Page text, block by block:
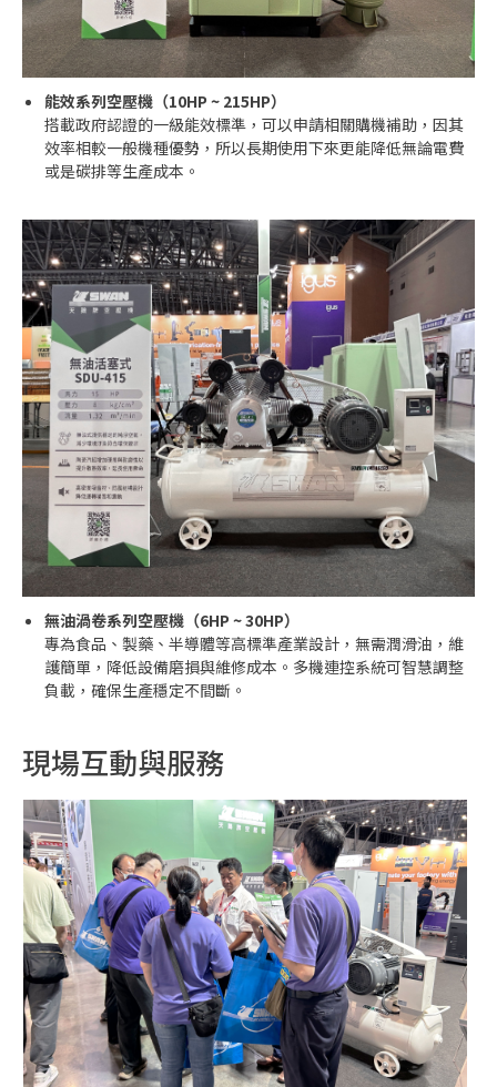
能效系列空壓機（10HP ~ 215HP）
搭載政府認證的一級能效標準，可以申請相關購機補助，因其
效率相較一般機種優勢，所以長期使用下來更能降低無論電費
或是碳排等生產成本。
無油渦卷系列空壓機（6HP ~ 30HP）
專為食品、製藥、半導體等高標準產業設計，無需潤滑油，維
護簡單，降低設備磨損與維修成本。​多機連控系統可智慧調整
負載，確保生產穩定不間斷。​
現場互動與服務